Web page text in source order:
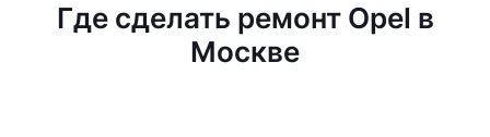
Где сделать ремонт Opel в
Москве